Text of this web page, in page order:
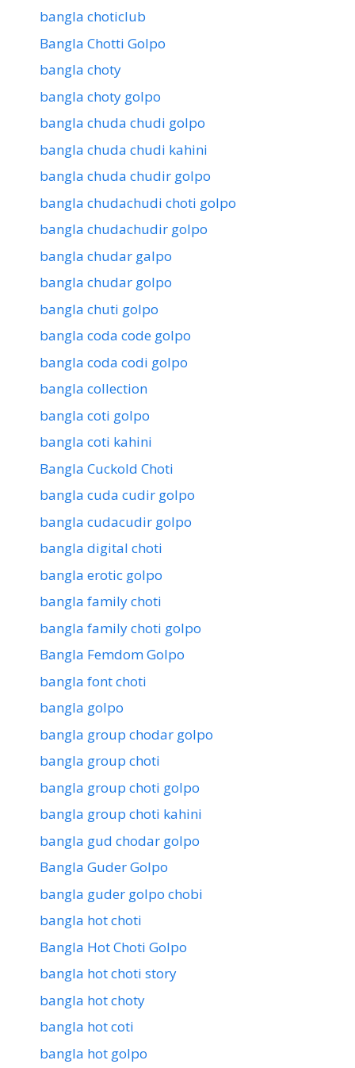
bangla choticlub
Bangla Chotti Golpo
bangla choty
bangla choty golpo
bangla chuda chudi golpo
bangla chuda chudi kahini
bangla chuda chudir golpo
bangla chudachudi choti golpo
bangla chudachudir golpo
bangla chudar galpo
bangla chudar golpo
bangla chuti golpo
bangla coda code golpo
bangla coda codi golpo
bangla collection
bangla coti golpo
bangla coti kahini
Bangla Cuckold Choti
bangla cuda cudir golpo
bangla cudacudir golpo
bangla digital choti
bangla erotic golpo
bangla family choti
bangla family choti golpo
Bangla Femdom Golpo
bangla font choti
bangla golpo
bangla group chodar golpo
bangla group choti
bangla group choti golpo
bangla group choti kahini
bangla gud chodar golpo
Bangla Guder Golpo
bangla guder golpo chobi
bangla hot choti
Bangla Hot Choti Golpo
bangla hot choti story
bangla hot choty
bangla hot coti
bangla hot golpo